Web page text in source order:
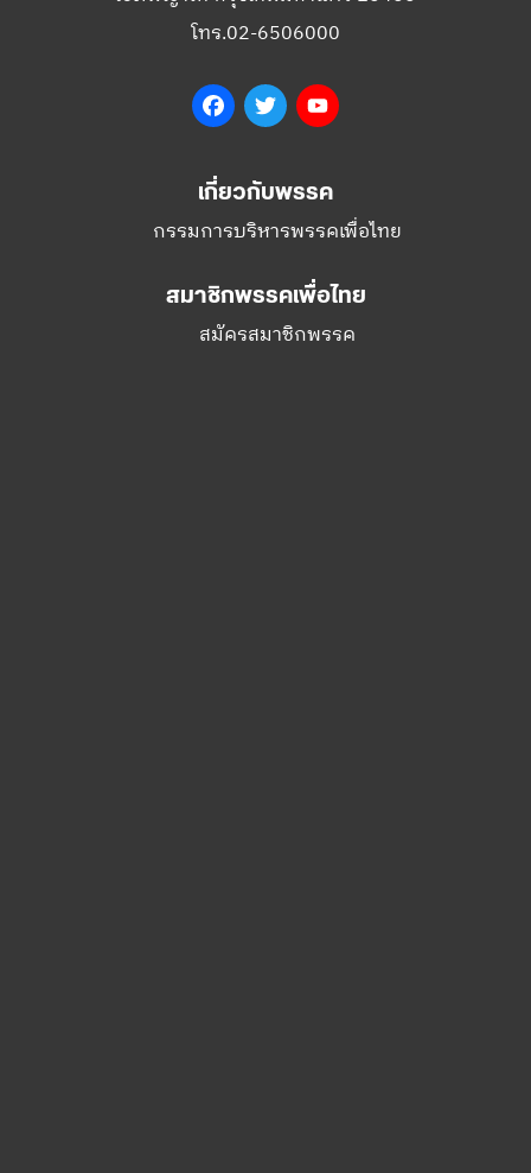
โทร.02-6506000
FacebookTwitter
เกี่ยวกับพรรค
กรรมการบริหารพรรคเพื่อไทย
สมาชิกพรรคเพื่อไทย
สมัครสมาชิกพรรค